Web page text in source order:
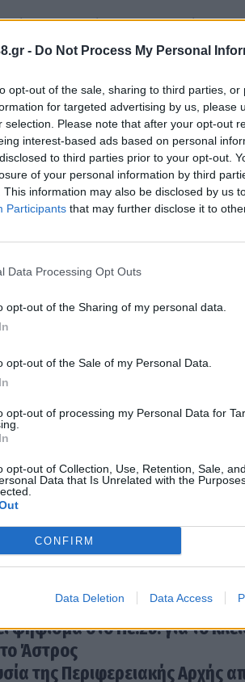
- Do Not Process My Personal
opt-out of the sale, sharing to third parties,
for targeted advertising by us, please
selection. Please note that after your opt-out
interest-based ads based on personal
to third parties prior to your opt-out.
of your personal information by third
This information may also be disclosed by us
Participants that may further disclose it to
Data Processing Opt Outs
opt-out of the Sharing of my personal data.
opt-out of the Sale of my Personal Data.
opt-out of processing my Personal Data for
opt-out of Collection, Use, Retention, Sale,
Data that Is Unrelated with the
CONFIRM
Data Deletion Data Access
το ψήφισμα και επέλεξε να
καμία ουσιαστική διεκδίκηση
τοπικών κοινωνιών, απέναντι
κυβερνητική πολιτική.
στο Πε.Συ. για το
Άστρος
της Περιφερειακής Αρχής